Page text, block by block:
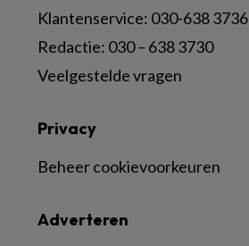
Klantenservice: 030-638 3736
Redactie: 030 – 638 3730
Veelgestelde vragen
Adverteren
Privacy
Beheer cookievoorkeuren